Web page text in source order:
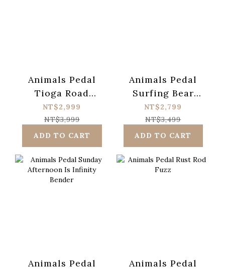
Animals Pedal
Tioga Road
Cycling
Distortion
NT$2,999
NT$3,999
ADD TO CART
Animals Pedal
Surfing Bear
Overdrive
NT$2,799
NT$3,499
ADD TO CART
Animals Pedal
Animals Pedal